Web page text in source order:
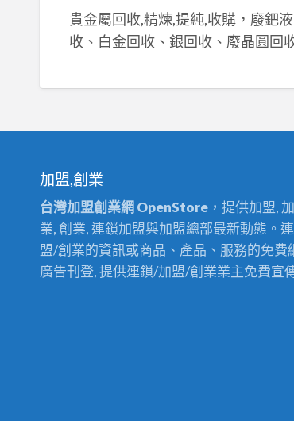
貴金屬回收,精煉,提純,收購，廢鈀
收、白金回收、銀回收、廢晶圓回
加盟,創業
台灣加盟創業網 OpenStore ，提供加盟,
業, 創業, 連鎖加盟與加盟總部最新動態。
盟/創業的資訊或商品、產品、服務的免費
廣告刊登, 提供連鎖/加盟/創業業主免費宣